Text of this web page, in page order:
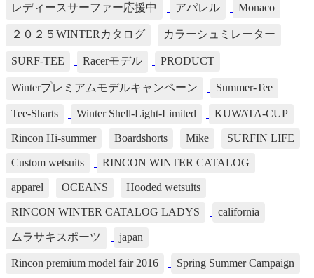
レディースサーファー応援中 アパレル Monaco
２０２５WINTERカタログ カラーシュミレーター
SURF-TEE Racerモデル PRODUCT
Winterプレミアムモデルキャンペーン Summer-Tee
Tee-Sharts Winter Shell-Light-Limited KUWATA-CUP
Rincon Hi-summer Boardshorts Mike SURFIN LIFE
Custom wetsuits RINCON WINTER CATALOG
apparel OCEANS Hooded wetsuits
RINCON WINTER CATALOG LADYS california
ムラサキスポーツ japan
Rincon premium model fair 2016 Spring Summer Campaign